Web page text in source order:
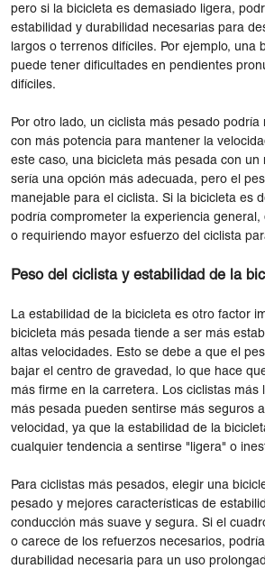
pero si la bicicleta es demasiado ligera,
estabilidad y durabilidad necesarias para
largos o terrenos difíciles. Por ejemplo, una
puede tener dificultades en pendientes
difíciles.
Por otro lado, un ciclista más pesado
con más potencia para mantener la
este caso, una bicicleta más pesada con un
sería una opción más adecuada, pero el
manejable para el ciclista. Si la bicicleta es
podría comprometer la experiencia general,
o requiriendo mayor esfuerzo del ciclista
Peso del ciclista y estabilidad de la
La estabilidad de la bicicleta es otro factor
bicicleta más pesada tiende a ser más
altas velocidades. Esto se debe a que el
bajar el centro de gravedad, lo que hace
más firme en la carretera. Los ciclistas más
más pesada pueden sentirse más seguros
velocidad, ya que la estabilidad de la
cualquier tendencia a sentirse "ligera" o
Para ciclistas más pesados, elegir una
pesado y mejores características de
conducción más suave y segura. Si el
o carece de los refuerzos necesarios,
durabilidad necesaria para un uso